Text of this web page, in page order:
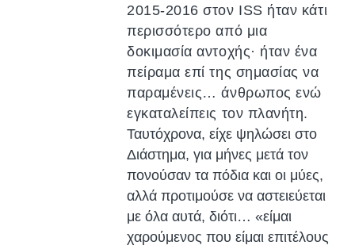
2015-2016 στον ISS ήταν κάτι
περισσότερο από μια
δοκιμασία αντοχής· ήταν ένα
πείραμα επί της σημασίας να
παραμένεις… άνθρωπος ενώ
εγκαταλείπεις τον πλανήτη.
Ταυτόχρονα, είχε ψηλώσει στο
Διάστημα, για μήνες μετά τον
πονούσαν τα πόδια και οι μύες,
αλλά προτιμούσε να αστειεύεται
με όλα αυτά, διότι… «είμαι
χαρούμενος που είμαι επιτέλους